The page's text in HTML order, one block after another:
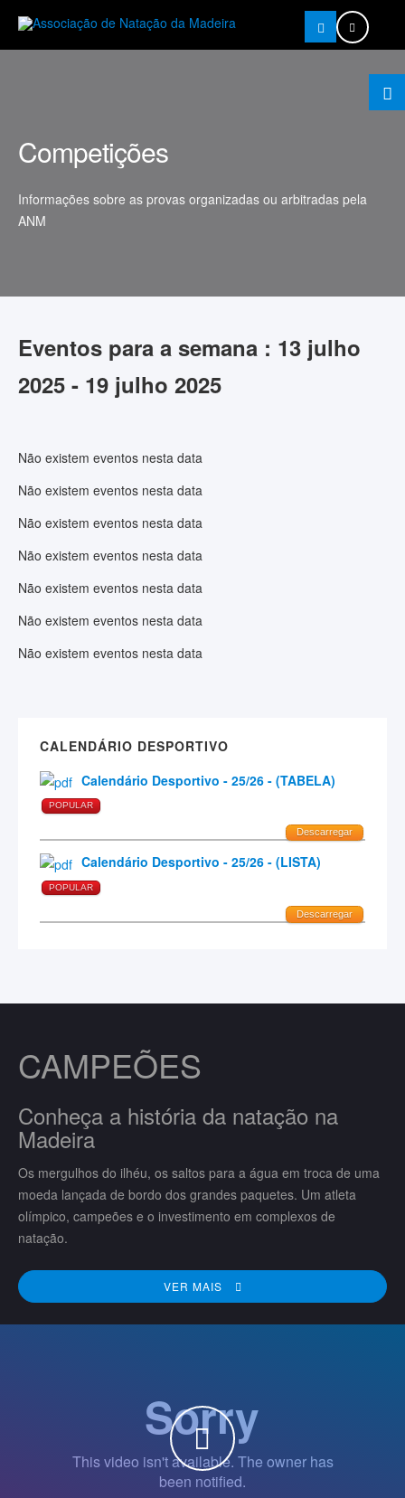
Competições
Informações sobre as provas organizadas ou arbitradas pela
ANM
Eventos para a semana : 13 julho
2025 - 19 julho 2025
Não existem eventos nesta data
Não existem eventos nesta data
Não existem eventos nesta data
Não existem eventos nesta data
Não existem eventos nesta data
Não existem eventos nesta data
Não existem eventos nesta data
CALENDÁRIO DESPORTIVO
Calendário Desportivo - 25/26 - (TABELA)
POPULAR
Descarregar
Calendário Desportivo - 25/26 - (LISTA)
POPULAR
Descarregar
CAMPEÕES
Conheça a história da natação na
Madeira
Os mergulhos do ilhéu, os saltos para a água em troca de uma
moeda lançada de bordo dos grandes paquetes. Um atleta
olímpico, campeões e o investimento em complexos de
natação.
VER MAIS
WATCH THE VIDEO